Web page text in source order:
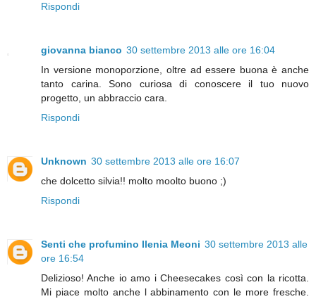
Rispondi
giovanna bianco 30 settembre 2013 alle ore 16:04
In versione monoporzione, oltre ad essere buona è anche
tanto carina. Sono curiosa di conoscere il tuo nuovo
progetto, un abbraccio cara.
Rispondi
Unknown 30 settembre 2013 alle ore 16:07
che dolcetto silvia!! molto moolto buono ;)
Rispondi
Senti che profumino Ilenia Meoni 30 settembre 2013 alle
ore 16:54
Delizioso! Anche io amo i Cheesecakes così con la ricotta.
Mi piace molto anche l abbinamento con le more fresche.